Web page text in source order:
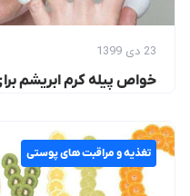
23 دی 1399
خواص پیله کرم ابریشم
تغذیه و مراقبت های پوستی